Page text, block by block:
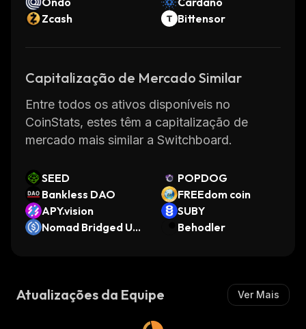
Zcash
Bittensor
Capitalização de Mercado Similar
Entre todos os ativos disponíveis no
CoinStats, estes têm a capitalização de
mercado mais similar a Switchboard.
SEED
POPDOG
Bankless DAO
FREEdom coin
APY.vision
SUBY
Nomad Bridged US
Behodler
Atualizações da Equipe Ver Mais